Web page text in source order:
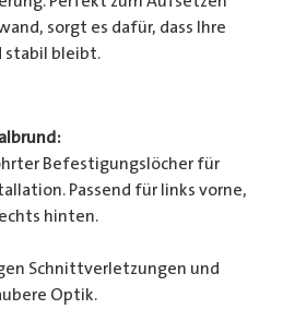
sorgt es dafür, dass Ihre
stabil bleibt.
Befestigungslöcher für
Passend für links vorne,
hinten.
Schnittverletzungen und
Optik.